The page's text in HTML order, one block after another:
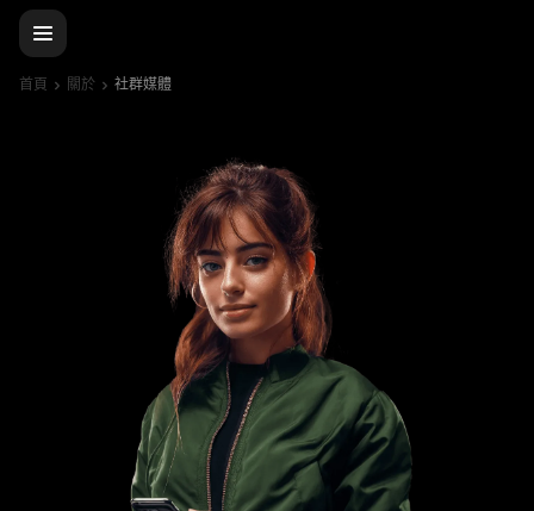
首頁 關於 社群媒體